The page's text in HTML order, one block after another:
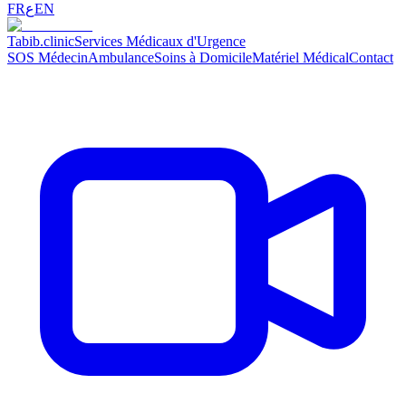
FRعEN
Tabib.clinicServices Médicaux d'Urgence
SOS MédecinAmbulanceSoins à DomicileMatériel MédicalContact